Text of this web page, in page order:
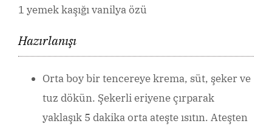
1 yemek kaşığı vanilya özü
Hazırlanışı
Orta boy bir tencereye krema, süt, şeker ve
tuz dökün. Şekerli eriyene çırparak
yaklaşık 5 dakika orta ateşte ısıtın. Ateşten